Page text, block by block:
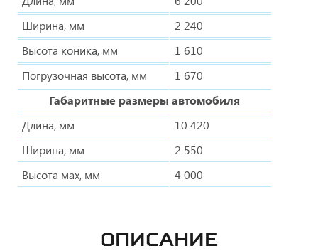
Ширина, мм
2 240
Высота коника, мм
1 610
Погрузочная высота, мм
1 670
Габаритные размеры автомобиля
Длина, мм
10 420
Ширина, мм
2 550
Высота мах, мм
4 000
ОПИСАНИЕ